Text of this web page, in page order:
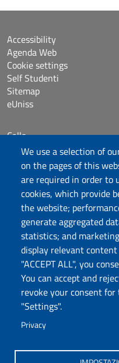
We use a selection of
on the pages of this
are required in order to
cookies, which provide
the website;
generate aggregated
statistics; and
display relevant
"ACCEPT ALL", you
You can accept and
revoke your consent
"Settings".
Privacy
Università degli Studi
Dipartimento di Storia,
della Formazione
Via Maurizio Zanfarino
PEC:
www.uniss.it
Accessibility
Agenda Web
Cookie settings
Self Studenti
Sitemap
eUniss
Calls
Dichiarazione di
Posta elettronica @uniss.it
Protocollo
Follow us